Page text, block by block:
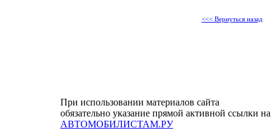
<<< Вернуться назад
При использовании материалов сайта
обязательно указание прямой активной ссылки на
АВТОМОБИЛИСТАМ.РУ